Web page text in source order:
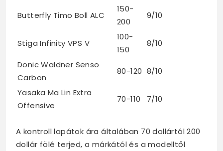
Butterfly Timo Boll ALC
150-
200
9/10
Stiga Infinity VPS V
100-
150
8/10
Donic Waldner Senso
Carbon
80-120 8/10
Yasaka Ma Lin Extra
Offensive
70-110 7/10
A kontroll lapátok ára általában 70 dollártól 200
dollár fölé terjed, a márkától és a modelltől